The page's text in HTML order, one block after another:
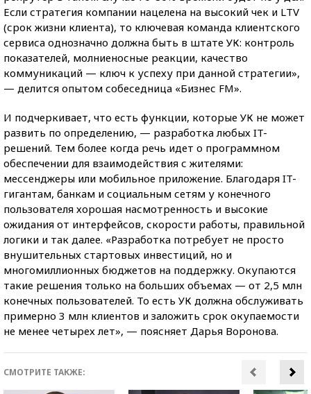
Если стратегия компании нацелена на высокий чек и LTV
(срок жизни клиента), то ключевая команда клиентского
сервиса однозначно должна быть в штате УК: контроль
показателей, молниеносные реакции, качество
коммуникаций — ключ к успеху при данной стратегии»,
— делится опытом собеседница «Бизнес FM».
И подчеркивает, что есть функции, которые УК не может
развить по определению, — разработка любых IT-
решений. Тем более когда речь идет о программном
обеспечении для взаимодействия с жителями:
мессенджеры или мобильное приложение. Благодаря IT-
гигантам, банкам и социальным сетям у конечного
пользователя хорошая насмотренность и высокие
ожидания от интерфейсов, скорости работы, правильной
логики и так далее. «Разработка потребует не просто
внушительных стартовых инвестиций, но и
многомиллионных бюджетов на поддержку. Окупаются
такие решения только на больших объемах — от 2,5 млн
конечных пользователей. То есть УК должна обслуживать
примерно 3 млн клиентов и заложить срок окупаемости
не менее четырех лет», — поясняет Дарья Воронова.
СМОТРИТЕ ТАКЖЕ: